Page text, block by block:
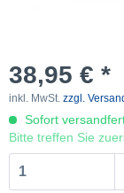
38,95 € *
inkl. MwSt. zzgl.
Sofort
Bitte treffen Sie